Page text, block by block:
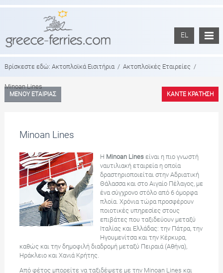
EL
Βρίσκεστε εδώ: Ακτοπλοϊκά Εισιτήρια / Ακτοπλοϊκές Εταιρείες /
Minoan Lines
ΜΕΝΟΥ ΕΤΑΙΡΙΑΣ ΚΑΝΤΕ ΚΡΑΤΗΣΗ
Minoan Lines
Η Minoan Linesείναι η πιο γνωστή
ναυτιλιακή εταιρεία η οποία
δραστηριοποιείται στην Αδριατική
Θάλασσα και στο Αιγαίο Πέλαγος, με
ένα σύγχρονο στόλο από 6 όμορφα
πλοία. Χρόνια τώρα προσφέρουν
ποιοτικές υπηρεσίες στους
επιβάτες που ταξιδεύουν μεταξύ
Ιταλίας και Ελλάδας: την Πάτρα, την
Ηγουμενίτσα και την Κέρκυρα,
καθώς και την δημοφιλή διαδρομή μεταξύ Πειραιά (Αθήνα),
Ηράκλειο και Χανιά Κρήτης.
Από φέτος μπορείτε να ταξιδέψετε με την Minoan Lines και